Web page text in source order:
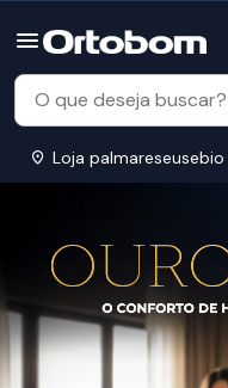
Loja palmareseusebio